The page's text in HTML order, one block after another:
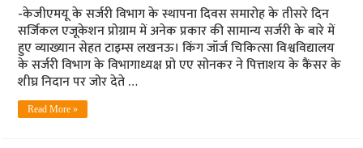
-केजीएमयू के सर्जरी विभाग के स्थापना दिवस समारोह के तीसरे दिन
सर्जिकल एजूकेशन प्रोग्राम में अनेक प्रकार की सामान्य सर्जरी के बारे में
हुए व्याख्यान सेहत टाइम्स लखनऊ। किंग जॉर्ज चिकित्सा विश्वविद्यालय
के सर्जरी विभाग के विभागाध्यक्ष प्रो एए सोनकर ने पित्ताशय के कैंसर के
शीघ्र निदान पर जोर देते …
Read More »